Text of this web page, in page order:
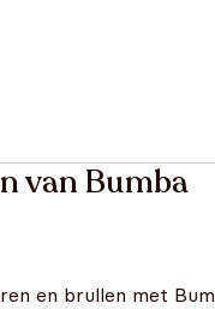
van Bumba
en brullen met